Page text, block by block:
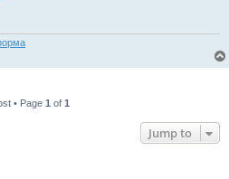
• Page 1 of 1
Jump to